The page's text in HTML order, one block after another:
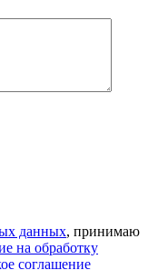
данных, принимаю
на обработку
соглашение